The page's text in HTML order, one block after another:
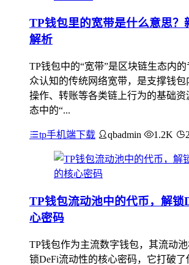
TP钱包里的宽带是什么意思？
解析
TP钱包中的“宽带”是区块链生态内
众认知的传统网络宽带，是支撑钱
操作、转账等各类链上行为的基础资
态中的“...
tp手机端下载 qbadmin 1.2K
TP钱包流动池中的代币，解锁
心密码
TP钱包作为主流数字钱包，其流动
锁DeFi流动性的核心密码，它打破